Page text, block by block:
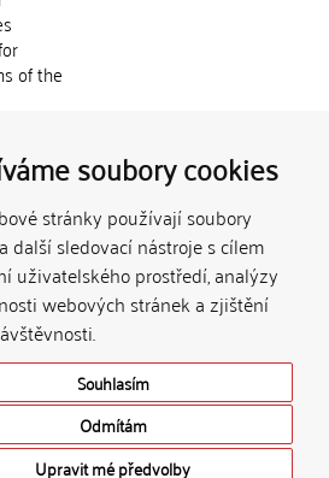
soubory cookies
stránky používají soubory
další sledovací nástroje s cílem
uživatelského prostředí, analýzy
webových stránek a zjištění
Souhlasím
Odmítám
Upravit mé předvolby
of the
k
vydávány
jinou
autora.
shall not
of
© 2002-